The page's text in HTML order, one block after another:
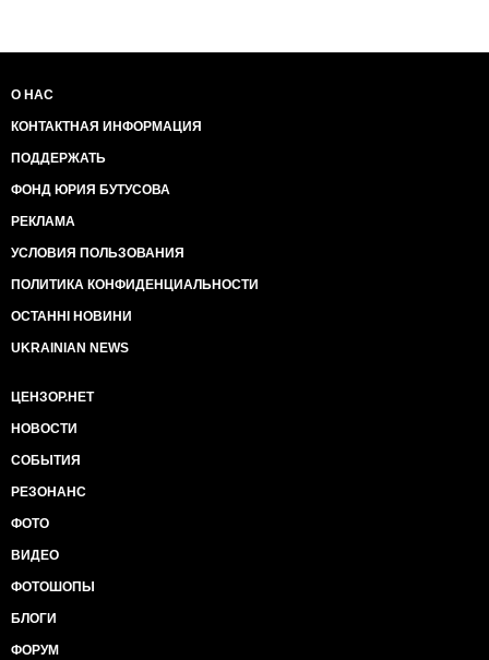
О НАС
КОНТАКТНАЯ ИНФОРМАЦИЯ
ПОДДЕРЖАТЬ
ФОНД ЮРИЯ БУТУСОВА
РЕКЛАМА
УСЛОВИЯ ПОЛЬЗОВАНИЯ
ПОЛИТИКА КОНФИДЕНЦИАЛЬНОСТИ
ОСТАННІ НОВИНИ
UKRAINIAN NEWS
ЦЕНЗОР.НЕТ
НОВОСТИ
СОБЫТИЯ
РЕЗОНАНС
ФОТО
ВИДЕО
ФОТОШОПЫ
БЛОГИ
ФОРУМ